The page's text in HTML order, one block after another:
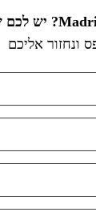
ונחזור אליכם